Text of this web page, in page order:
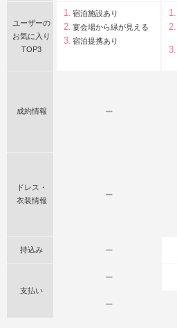
ユーザーの
お気に入り
TOP3
宿泊施設あり
宴会場から緑が見える
宿泊提携あり
成約情報 ー
ドレス・
衣装情報
ー
持込み ー
支払い
ー
ー